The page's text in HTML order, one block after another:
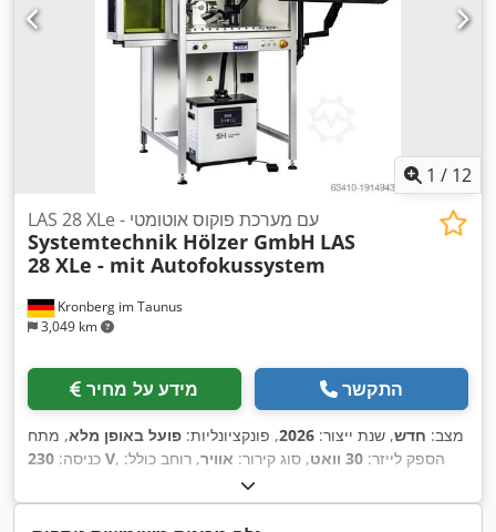
1 / 12
Kronberg im Taunus
3,049 km
LAS 28 XLe - עם מערכת פוקוס אוטומטי
Systemtechnik Hölzer GmbH LAS
28 XLe - mit Autofokussystem
מידע על מחיר התקשר
מצב: חדש, שנת ייצור: 2026, פונקציונליות: פועל באופן מלא, מתח
כניסה: 230 V , הספק לייזר: 30 וואט , סוג קירור: אוויר, רוחב כולל:
2,050 מ"מ
כולל:120 ק"ג , סוג כיוונון גובה:חשמלי, רוחב פתיחת דלת:700